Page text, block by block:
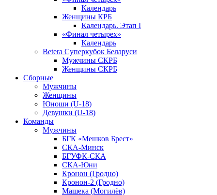
Календарь
Женщины КРБ
Календарь. Этап I
«Финал четырех»
Календарь
Betera Суперкубок Беларуси
Мужчины СКРБ
Женщины СКРБ
Сборные
Мужчины
Женщины
Юноши (U-18)
Девушки (U-18)
Команды
Мужчины
БГК «Мешков Брест»
СКА-Минск
БГУФК-СКА
СКА-Юни
Кронон (Гродно)
Кронон-2 (Гродно)
Машека (Могилёв)